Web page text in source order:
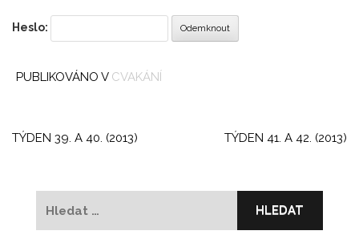
Heslo:
PUBLIKOVÁNO V CVAKÁNÍ
pro
TÝDEN 39. A 40. (2013) TÝDEN 41. A 42. (2013)